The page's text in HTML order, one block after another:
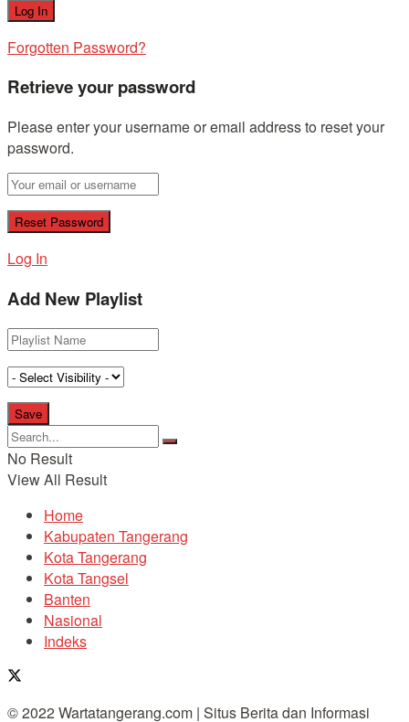
Forgotten Password?
Retrieve your password
Please enter your username or email address to reset your
password.
Log In
Add New Playlist
No Result
View All Result
Home
Kabupaten Tangerang
Kota Tangerang
Kota Tangsel
Banten
Nasional
Indeks
© 2022 Wartatangerang.com | Situs Berita dan Informasi